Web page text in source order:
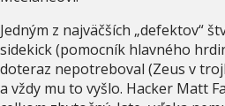
Jedným z najväčších „defektov“
sidekick (pomocník hlavného
doteraz nepotreboval (Zeus v
a vždy mu to vyšlo. Hacker Matt